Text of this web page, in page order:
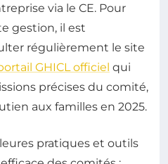
via le CE. Pour
gestion, il est
régulièrement le site
GHICL officiel qui
précises du comité,
aux familles en 2025.